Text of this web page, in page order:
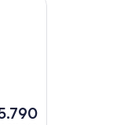
Airport